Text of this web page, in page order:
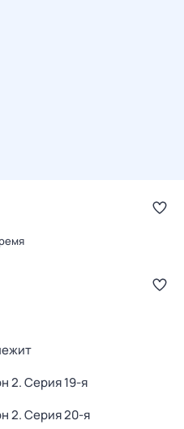
2. Серия 19-я
2. Серия 20-я